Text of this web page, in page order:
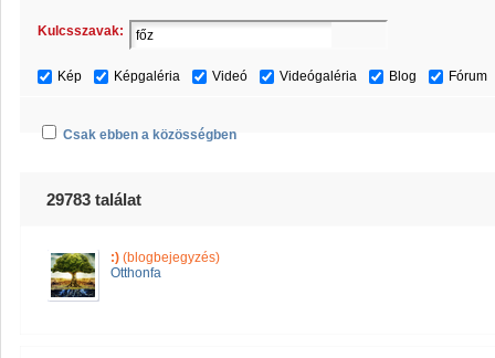
Kulcsszavak:
Kép Képgaléria Videó Videógaléria Blog Fórum
Csak ebben a közösségben
29783 találat
:) (blogbejegyzés)
Otthonfa